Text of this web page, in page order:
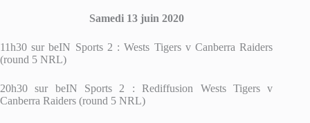
Samedi 13 juin 2020
11h30 sur beIN Sports 2 : Wests Tigers v Canberra Raiders
(round 5 NRL)
20h30 sur beIN Sports 2 : Rediffusion Wests Tigers v
Canberra Raiders (round 5 NRL)